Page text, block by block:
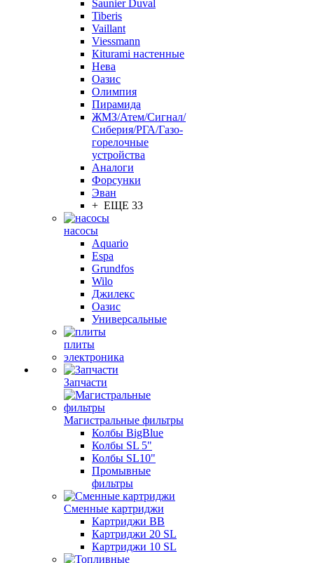
Saunier Duval
Tiberis
Vaillant
Viessmann
Кiturami настенные
Нева
Оазис
Олимпия
Пирамида
ЖМЗ/Атем/Сигнал/
Сиберия/РГА/Газо-
горелочные
устройства
Aналоги
Форсунки
Эван
+ ЕЩЕ 33
насосы
Aquario
Espa
Grundfos
Wilo
Джилекс
Оазис
Универсальные
плиты
электроника
Запчасти
Магистральные фильтры
Колбы BigBlue
Колбы SL 5"
Колбы SL10"
Промывные
фильтры
Сменные картриджи
Картриджи BB
Картриджи 20 SL
Картриджи 10 SL